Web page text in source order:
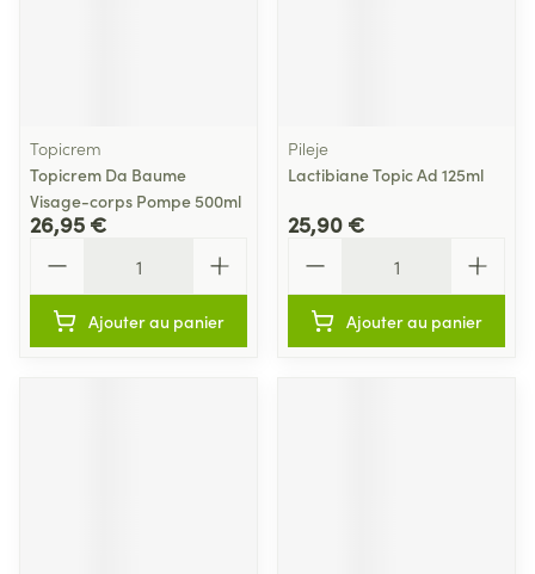
Topicrem
Topicrem Da Baume
Visage-corps Pompe 500ml
26,95 €
Ajouter au panier
Pileje
Lactibiane Topic Ad 125ml
25,90 €
Ajouter au panier